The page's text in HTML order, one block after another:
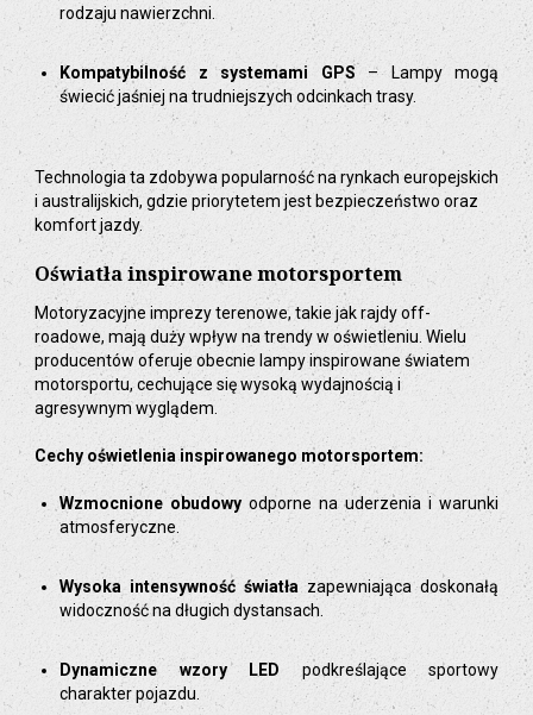
rodzaju nawierzchni.
Kompatybilność z systemami GPS – Lampy mogą
świecić jaśniej na trudniejszych odcinkach trasy.
Technologia ta zdobywa popularność na rynkach europejskich
i australijskich, gdzie priorytetem jest bezpieczeństwo oraz
komfort jazdy.
Oświatła inspirowane motorsportem
Motoryzacyjne imprezy terenowe, takie jak rajdy off-
roadowe, mają duży wpływ na trendy w oświetleniu. Wielu
producentów oferuje obecnie lampy inspirowane światem
motorsportu, cechujące się wysoką wydajnością i
agresywnym wyglądem.
Cechy oświetlenia inspirowanego motorsportem:
Wzmocnione obudowy odporne na uderzenia i warunki
atmosferyczne.
Wysoka intensywność światła zapewniająca doskonałą
widoczność na długich dystansach.
Dynamiczne wzory LED podkreślające sportowy
charakter pojazdu.